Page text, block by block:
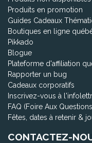
Produits en promotion
Guides Cadeaux
Boutiques en ligne
Pikkado
Blogue
Plateforme d'affiliation
Rapporter un bug
Cadeaux corporatifs
Inscrivez-vous à
FAQ (Foire Aux
Fêtes, dates à retenir &
CONTACTEZ-